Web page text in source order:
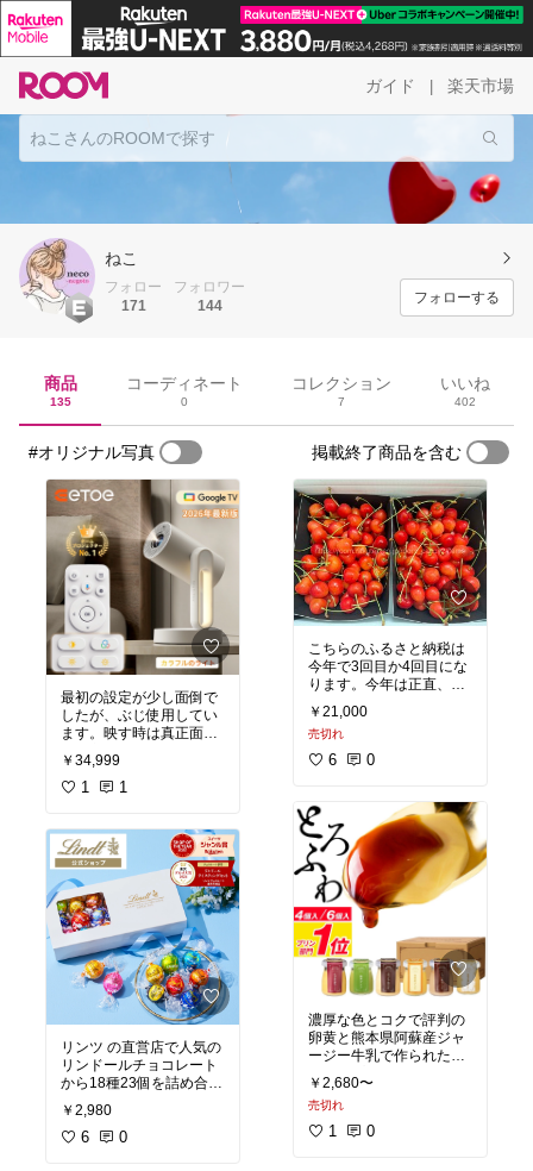
ガイド 楽天市場
ねこ
フォロー
171
フォロワー
144
フォローする
商品
135
コーディネート
0
コレクション
7
いいね
402
#オリジナル写真 掲載終了商品を含む
最初の設定が少し面倒で
したが、ぶじ使用してい
ます。映す時は真正面か
らが良いですね。距離を
取れば大きく映せるし、
近ければテレビくらいの
能も満足です。
￥34,999
1 1
リンツ の直営店で人気の
リンドールチョコレート
から18種23個を詰め合わ
せたお試しセットです。
コーヒータイムに、自分
への褒美に、贈り物に
￥2,980
6 0
こちらのふるさと納税は
今年で3回目か4回目にな
ります。今年は正直、少
し傷んだものが多かった
のですが、お手紙に天気
による不作だったとあ
り、納得しました。そん
て良かったです。昨年末
も一昨年も綺麗で美味し
いさくらんぼでしたの
で、来年もお願いしよう
#ふるさと納税
#我が家の
お取り寄せ
写真 #買ってよかった
#
おすすめ
#楽天スーパ
ーセール
#お買い物マ
ラソン #人気商品
￥21,000
売切れ
6 0
濃厚な色とコクで評判の
卵黄と熊本県阿蘇産ジャ
ージー牛乳で作られたと
ろふわプリン。お値段的
にもギフトやお中元にお
すすめ☆喜ばれると思い
￥2,680〜
売切れ
1 0